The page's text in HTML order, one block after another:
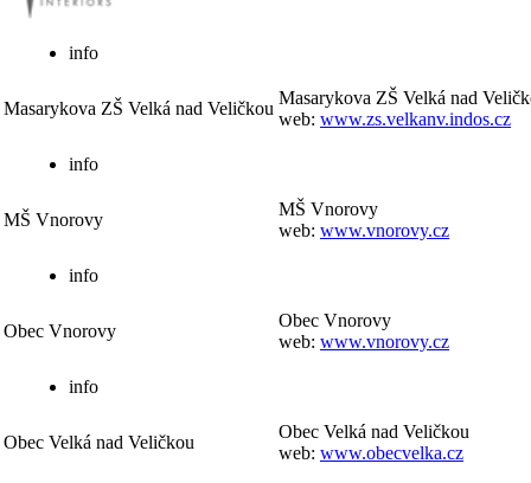
info
Masarykova ZŠ Velká nad Veličkou
Masarykova ZŠ Velká nad
web: www.zs.velkanv.indos.cz
info
MŠ Vnorovy
MŠ Vnorovy
web: www.vnorovy.cz
info
Obec Vnorovy
Obec Vnorovy
web: www.vnorovy.cz
info
Obec Velká nad Veličkou
Obec Velká nad Veličkou
web: www.obecvelka.cz